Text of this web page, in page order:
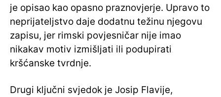
je opisao kao opasno praznovjerje. Upravo to
neprijateljstvo daje dodatnu težinu njegovu
zapisu, jer rimski povjesničar nije imao
nikakav motiv izmišljati ili podupirati
kršćanske tvrdnje.
Drugi ključni svjedok je Josip Flavije,